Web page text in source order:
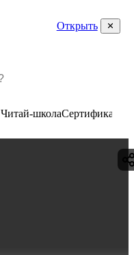
Открыть
Читай-школаСертификаты